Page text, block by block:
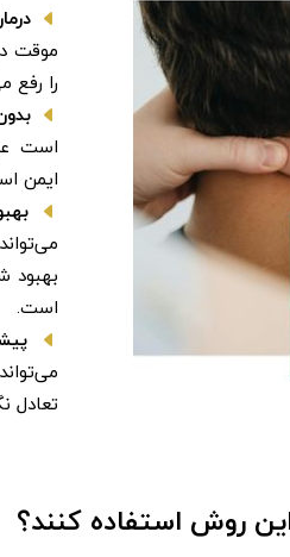
موقت
را رفع
است
ایمن
بهبود
است.
تعادل
روش استفاده کنند؟